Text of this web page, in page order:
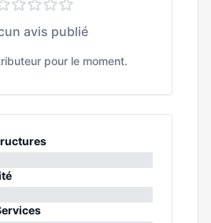
avis publié
pour le moment.